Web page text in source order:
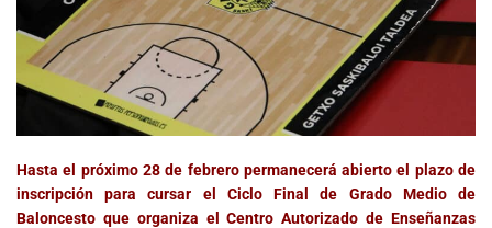
Hasta el próximo 28 de febrero permanecerá abierto el plazo de
inscripción para cursar el Ciclo Final de Grado Medio de
Baloncesto que organiza el Centro Autorizado de Enseñanzas